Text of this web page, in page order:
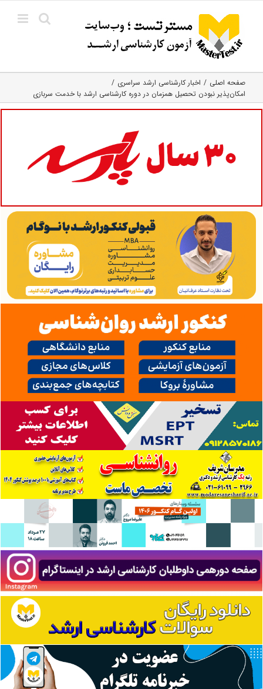
content
صفحه اصلی
اخبار کارشناسی ارشد سراسری
امکان‌پذیر نبودن تحصیل همزمان در دوره کارشناسی ارشد با خدمت سربازی